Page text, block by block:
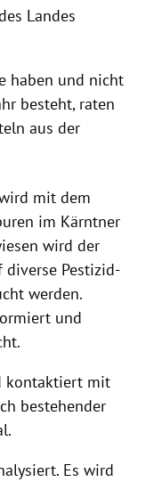
Landes
haben und nicht
besteht, raten
aus der
mit dem
im Kärntner
wird der
Pestizid-
werden.
und
kontaktiert mit
bestehender
Es wird